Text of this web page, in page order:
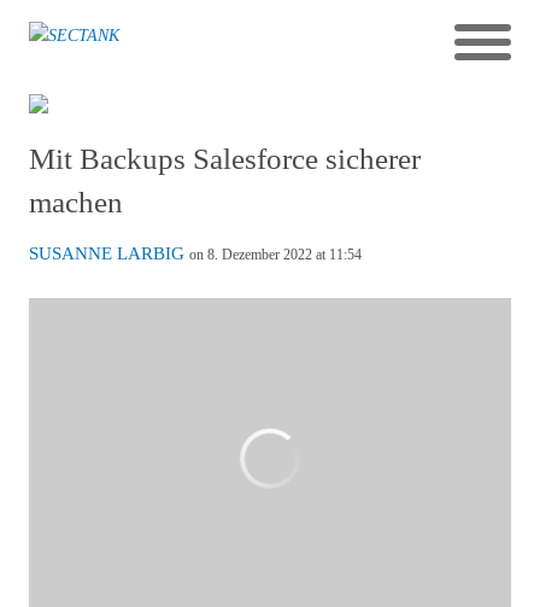
Mit Backups Salesforce sicherer
machen
SUSANNE LARBIG on 8. Dezember 2022 at 11:54